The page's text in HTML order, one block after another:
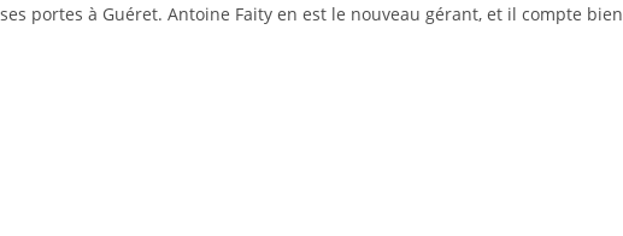
portes à Guéret. Antoine Faity en est le nouveau gérant, et il compte bien